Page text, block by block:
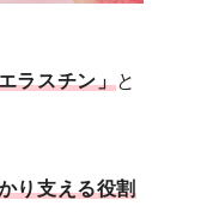
ラスチン」と
り支える役割